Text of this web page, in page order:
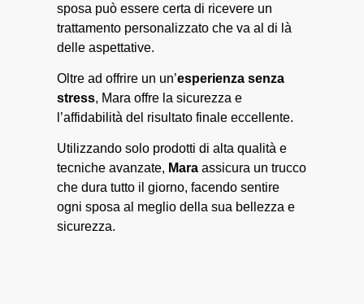
sposa può essere certa di ricevere un
trattamento personalizzato che va al di là
delle aspettative.
Oltre ad offrire un un’esperienza senza
stress, Mara offre la sicurezza e
l’affidabilità del risultato finale eccellente.
Utilizzando solo prodotti di alta qualità e
tecniche avanzate, Mara assicura un trucco
che dura tutto il giorno, facendo sentire
ogni sposa al meglio della sua bellezza e
sicurezza.